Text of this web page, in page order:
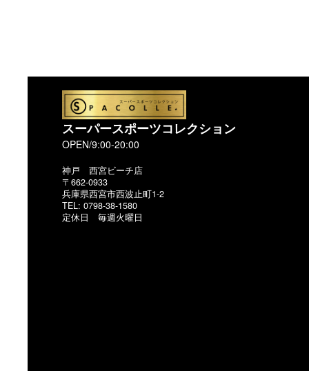
スーパースポーツコレクション
OPEN/9:00-20:00
神戸 西宮ビーチ店
〒662-0933
兵庫県西宮市西波止町1-2
TEL: 0798-38-1580
定休日 毎週火曜日